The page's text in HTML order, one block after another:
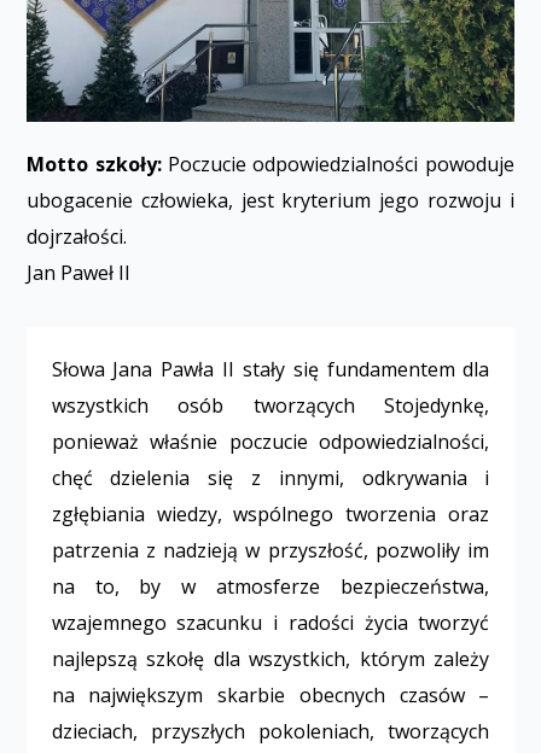
Motto szkoły: Poczucie odpowiedzialności powoduje
ubogacenie człowieka, jest kryterium jego rozwoju i
dojrzałości.
Jan Paweł II
Słowa Jana Pawła II stały się fundamentem dla
wszystkich osób tworzących Stojedynkę,
ponieważ właśnie poczucie odpowiedzialności,
chęć dzielenia się z innymi, odkrywania i
zgłębiania wiedzy, wspólnego tworzenia oraz
patrzenia z nadzieją w przyszłość, pozwoliły im
na to, by w atmosferze bezpieczeństwa,
wzajemnego szacunku i radości życia tworzyć
najlepszą szkołę dla wszystkich, którym zależy
na największym skarbie obecnych czasów –
dzieciach, przyszłych pokoleniach, tworzących